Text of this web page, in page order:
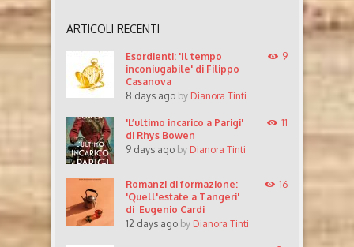
ARTICOLI RECENTI
Esordienti: 'Il tempo
inconiugabile' di Filippo
Casanova
8 days ago by Dianora Tinti
9
'L’ultimo incarico a Parigi'
di Rhys Bowen
9 days ago by Dianora Tinti
11
Romanzi di formazione:
'Quell'estate a Tangeri'
di Eugenio Cardi
12 days ago by Dianora Tinti
16